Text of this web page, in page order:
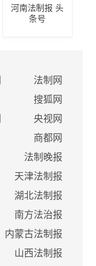
河南法制报 头
条号
法制网
搜狐网
央视网
商都网
法制晚报
天津法制报
湖北法制报
南方法治报
内蒙古法制报
山西法制报